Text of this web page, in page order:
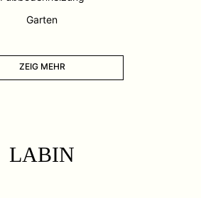
Garten
ZEIG MEHR
LABIN